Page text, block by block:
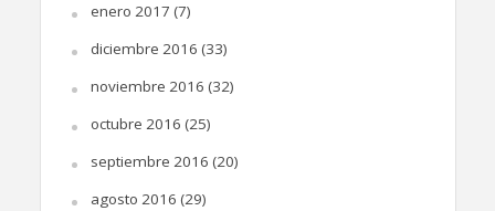
enero 2017 (7)
diciembre 2016 (33)
noviembre 2016 (32)
octubre 2016 (25)
septiembre 2016 (20)
agosto 2016 (29)